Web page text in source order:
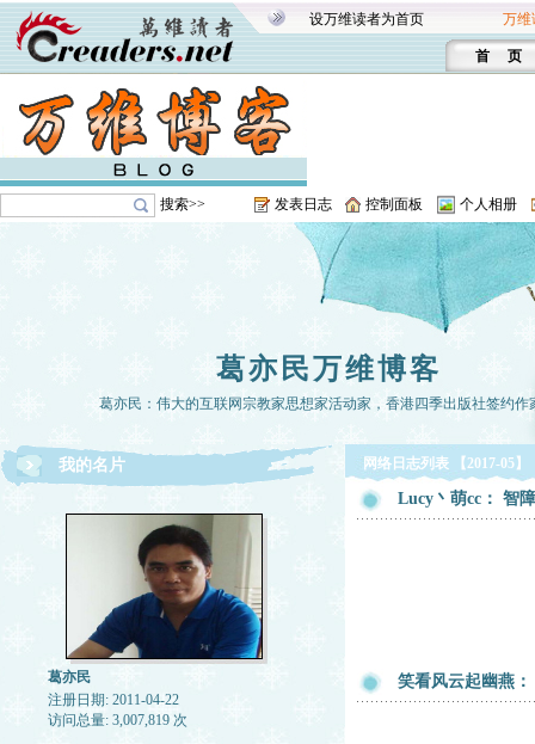
设万维读者为首页 万维
首 页
搜索>> 发表日志 控制面板 个人相册
葛亦民万维博客
葛亦民：伟大的互联网宗教家思想家活动家，香港四季出版社签约作
我的名片
葛亦民
注册日期: 2011-04-22
访问总量: 3,007,819 次
网络日志列表 【2017-05】
Lucy丶萌cc： 智
笑看风云起幽燕